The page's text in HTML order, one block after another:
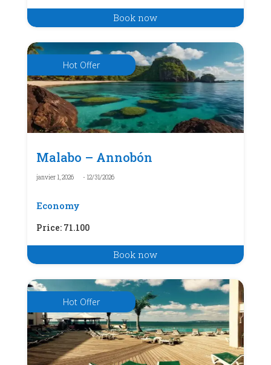
Book now
Malabo – Annobón
janvier 1, 2026 - 12/31/2026
Economy
Price: 71.100
Book now
Hot Offer
Hot Offer